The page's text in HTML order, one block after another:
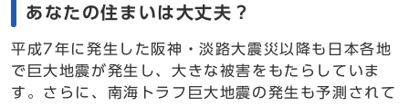
あなたの住まいは大丈夫？
平成7年に発生した阪神・淡路大震災以降も日本各地
で巨大地震が発生し、大きな被害をもたらしていま
す。さらに、南海トラフ巨大地震の発生も予測されて